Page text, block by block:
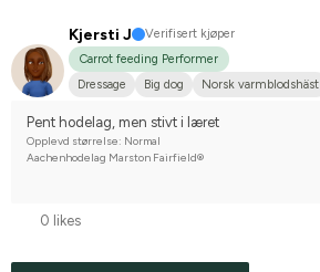
Kjersti J
Verifisert kjøper
Carrot feeding Performer
Dressage
Big dog Norsk varmblodshäst
Pent hodelag, men stivt i læret
Opplevd størrelse: Normal
Aachenhodelag Marston Fairfield®
0 likes